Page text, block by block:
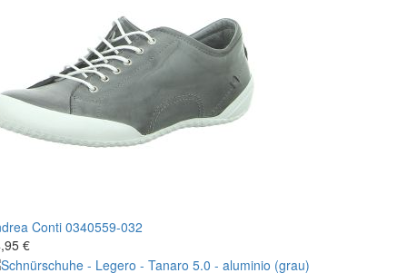
Conti 0340559-032
€